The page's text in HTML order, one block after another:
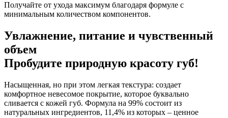
Получайте от ухода максимум благодаря формуле с
минимальным количеством компонентов.
Увлажнение, питание и чувственный
объем
Пробудите природную красоту губ!
Насыщенная, но при этом легкая текстура: создает
комфортное невесомое покрытие, которое буквально
сливается с кожей губ. Формула на 99% состоит из
натуральных ингредиентов, 11,4% из которых – ценное